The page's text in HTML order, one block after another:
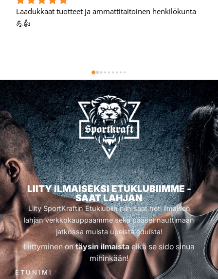
Hyvä verkkokauppa, oon tehnyt hyviä löytöjä täältä.
LIITY ILMAISEKSI ETUKLUBIIMME -
SAAT LAHJAN
Liity SportKraftin Etuklubiin niin saat heti ilmaisen
lahjan verkkokauppaamme sekä pääset nauttimaan
jatkossa muista upeista eduista!
Liittyminen ontäysin ilmaistaeikä se sido sinua
mihinkään!
ETUNIMI *